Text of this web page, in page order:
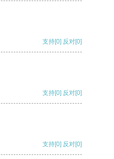
支持[0] 反对[0]
支持[0] 反对[0]
支持[0] 反对[0]